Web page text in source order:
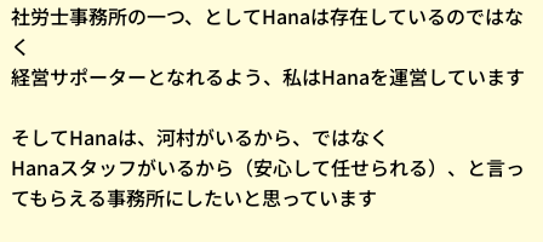
社労士事務所の一つ、としてHanaは存在しているのではな
く
経営サポーターとなれるよう、私はHanaを運営しています
そしてHanaは、河村がいるから、ではなく
Hanaスタッフがいるから（安心して任せられる）、と言っ
てもらえる事務所にしたいと思っています